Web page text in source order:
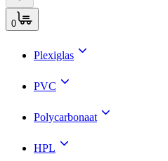
0
Plexiglas
PVC
Polycarbonaat
HPL